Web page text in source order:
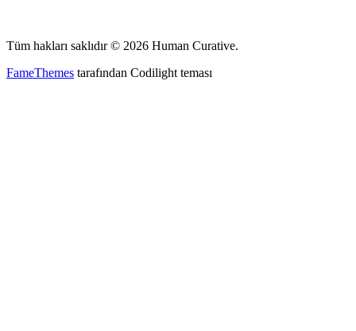
Tüm hakları saklıdır © 2026 Human Curative.
FameThemes tarafından Codilight teması